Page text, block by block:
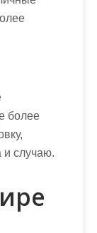
более
и случаю.